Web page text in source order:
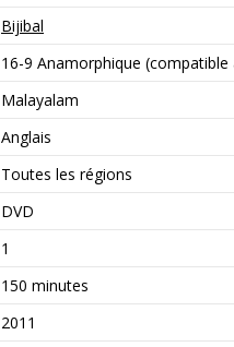
Bijibal
16-9 Anamorphique
Malayalam
Anglais
Toutes les régions
DVD
1
150 minutes
2011